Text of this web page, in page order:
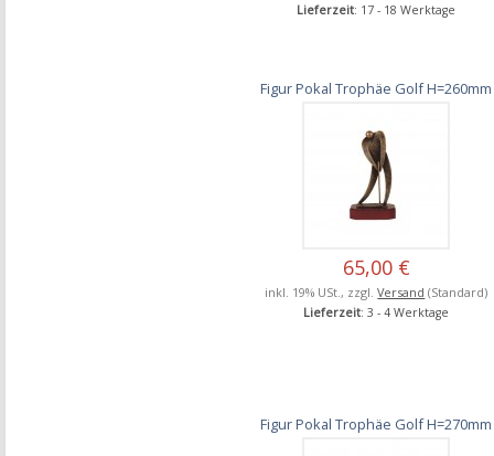
Lieferzeit: 17 - 18 Werktage
Figur Pokal Trophäe Golf H=260mm
65,00 €
inkl. 19% USt., zzgl.Versand (Standard)
Lieferzeit: 3 - 4 Werktage
Figur Pokal Trophäe Golf H=270mm